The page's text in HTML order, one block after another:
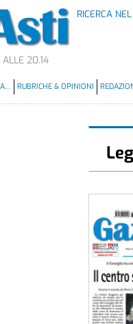
RICERCA
20.14
A… RUBRICHE & OPINIONI